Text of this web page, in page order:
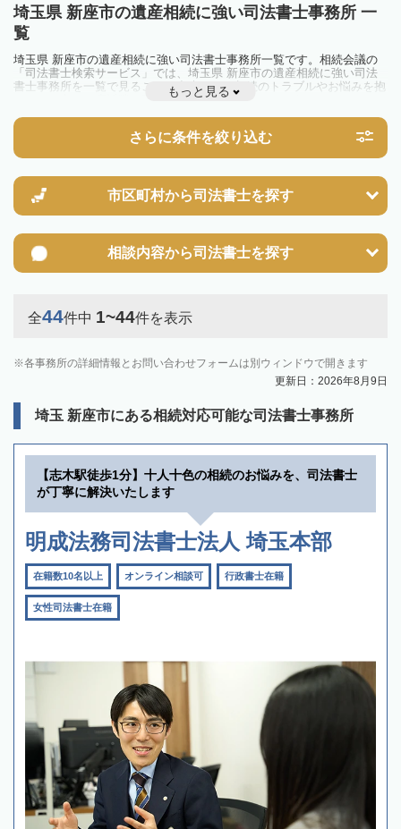
埼玉県 新座市の遺産相続に強い司法書士事務所 一
覧
埼玉県 新座市の遺産相続に強い司法書士事務所一覧です。相続会議の
「司法書士検索サービス」では、埼玉県 新座市の遺産相続に強い司法
書士事務所を一覧で見ることが出来ます。相続のトラブルやお悩みを抱
えている方は一度近隣の司法書士に相談してみましょう。
もっと見る
さらに条件を絞り込む
市区町村から司法書士を探す
相談内容から司法書士を探す
全44件中 1~44件を表示
各事務所の詳細情報とお問い合わせフォームは別ウィンドウで開きます
更新日：2026年8月9日
埼玉 新座市にある相続対応可能な司法書士事務所
【志木駅徒歩1分】十人十色の相続のお悩みを、司法書士
が丁寧に解決いたします
明成法務司法書士法人 埼玉本部
在籍数10名以上 オンライン相談可 行政書士在籍
女性司法書士在籍